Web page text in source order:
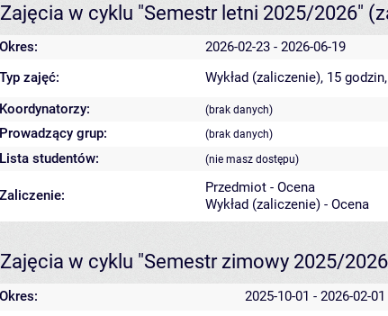
Zajęcia w cyklu "Semestr letni 2025/2026"
Okres: 2026-02-23 - 2026-06-19
Typ zajęć: Wykład (zaliczenie), 15
Koordynatorzy:
(brak danych)
Prowadzący grup: (brak danych)
Lista studentów: (nie masz dostępu)
Zaliczenie:
Przedmiot - Ocena
Wykład (zaliczenie) - Ocena
Zajęcia w cyklu "Semestr zimowy 2025/
Okres: 2025-10-01 - 2026-02-01